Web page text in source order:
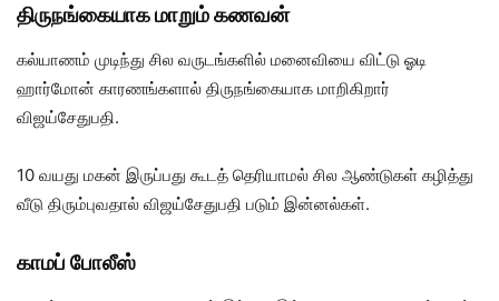
திருநங்கையாக மாறும் கணவன்
கல்யாணம் முடிந்து சில வருடங்களில் மனைவியை விட்டு ஓடி
ஹார்மோன் காரணங்களால் திருநங்கையாக மாறிகிறார்
விஜய்சேதுபதி.
10 வயது மகன் இருப்பது கூடத் தெரியாமல் சில ஆண்டுகள் கழித்து
வீடு திரும்புவதால் விஜய்சேதுபதி படும் இன்னல்கள்.
காமப் போலீஸ்